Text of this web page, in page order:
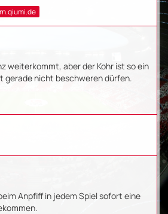
weiterkommt, aber der Kohr ist so ein
gerade nicht beschweren dürfen.
Anpfiff in jedem Spiel sofort eine